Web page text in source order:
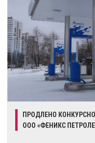
ПРОДЛЕНО
ООО «ФЕНИКС